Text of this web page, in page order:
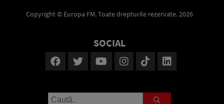
Copyright © Europa FM. Toate drepturile rezervate. 2026
SOCIAL